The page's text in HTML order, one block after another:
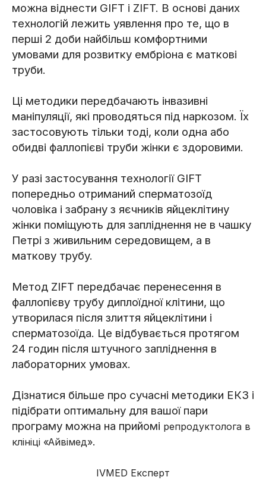
можна віднести GIFT і ZIFT. В основі даних
технологій лежить уявлення про те, що в
перші 2 доби найбільш комфортними
умовами для розвитку ембріона є маткові
труби.
Ці методики передбачають інвазивні
маніпуляції, які проводяться під наркозом. Їх
застосовують тільки тоді, коли одна або
обидві фаллопієві труби жінки є здоровими.
У разі застосування технології GIFT
попередньо отриманий сперматозоїд
чоловіка і забрану з яєчників яйцеклітину
жінки поміщують для запліднення не в чашку
Петрі з живильним середовищем, а в
маткову трубу.
Метод ZIFT передбачає перенесення в
фаллопієву трубу диплоїдної клітини, що
утворилася після злиття яйцеклітини і
сперматозоїда. Це відбувається протягом
24 годин після штучного запліднення в
лабораторних умовах.
Дізнатися більше про сучасні методики ЕКЗ і
підібрати оптимальну для вашої пари
програму можна на прийомі репродуктолога в
клініці «Айвімед».
IVMED Експерт